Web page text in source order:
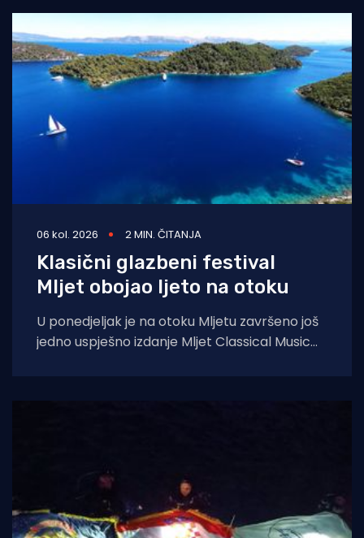
06 kol. 2026 2 MIN. ČITANJA
Klasični glazbeni festival
Mljet obojao ljeto na otoku
U ponedjeljak je na otoku Mljetu završeno još
jedno uspješno izdanje Mljet Classical Music